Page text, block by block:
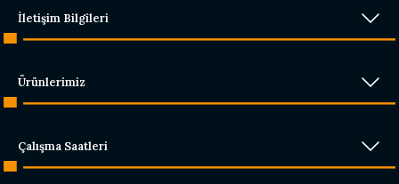
İletişim Bilgileri
Ürünlerimiz
Çalışma Saatleri